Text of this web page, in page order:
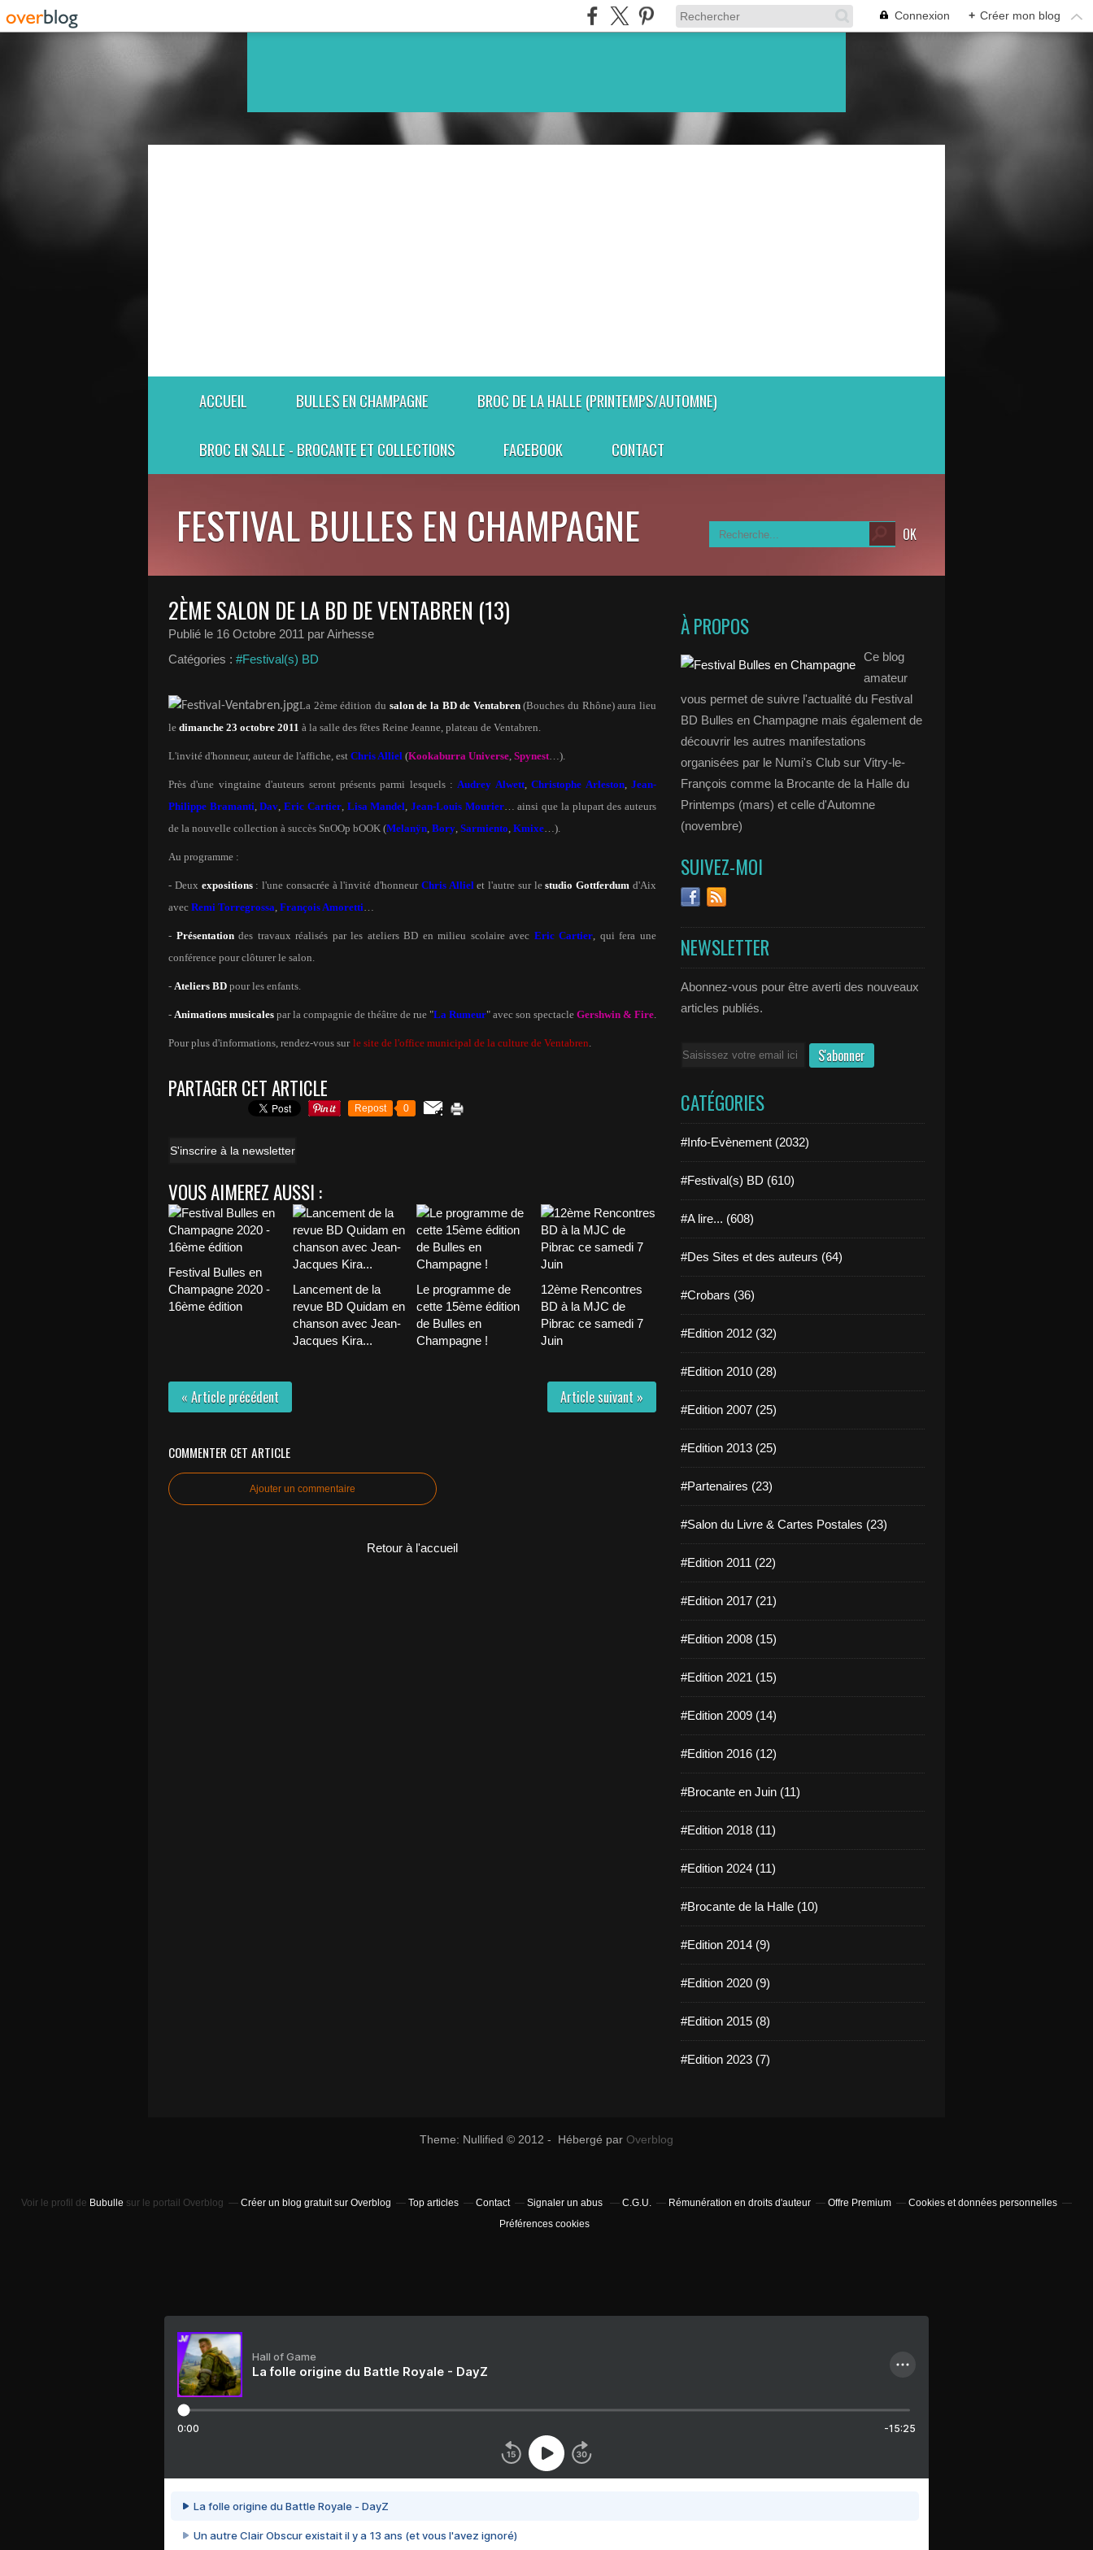
Connexion + Créer mon blog
ACCUEIL BULLES EN CHAMPAGNE BROC DE LA HALLE (PRINTEMPS/AUTOMNE)
BROC EN SALLE - BROCANTE ET COLLECTIONS FACEBOOK CONTACT
FESTIVAL BULLES EN CHAMPAGNE
2ÈME SALON DE LA BD DE VENTABREN (13)
Publié le 16 Octobre 2011 par Airhesse
Catégories : #Festival(s) BD
La 2ème édition du salon de la BD de Ventabren(Bouches du Rhône) aura lieu
le dimanche 23 octobre 2011 à la salle des fêtes Reine Jeanne, plateau de Ventabren.
L'invité d'honneur, auteur de l'affiche, est Chris Alliel (Kookaburra Universe, Spynest…).
Près d'une vingtaine d'auteurs seront présents parmi lesquels :Audrey Alwett,Christophe Arleston,Jean-
Philippe Bramanti,Dav,Eric Cartier, Lisa Mandel,Jean-Louis Mourier… ainsi que la plupart des auteurs
de la nouvelle collection à succès SnOOp bOOK (Melanÿn, Bory, Sarmiento, Kmixe…).
Au programme :
- Deux expositions: l'une consacrée à l'invité d'honneur Chris Allielet l'autre sur lestudio Gottferdum d'Aix
avec Remi Torregrossa, François Amoretti…
- Présentationdes travaux réalisés par les ateliers BD en milieu scolaire avec Eric Cartier, qui fera une
conférence pour clôturer le salon.
- Ateliers BD pour les enfants.
- Animations musicales par la compagnie de théâtre de rue "La Rumeur" avec son spectacle Gershwin & Fire.
Pour plus d'informations, rendez-vous sur le site de l'office municipal de la culture de Ventabren.
PARTAGER CET ARTICLE
Repost 0
S'inscrire à la newsletter
VOUS AIMEREZ AUSSI :
Festival Bulles en
Champagne 2020 -
16ème édition
Lancement de la
revue BD Quidam en
chanson avec Jean-
Jacques Kira...
Le programme de
cette 15ème édition
de Bulles en
Champagne !
12ème Rencontres
BD à la MJC de
Pibrac ce samedi 7
Juin
« Article précédent Article suivant »
COMMENTER CET ARTICLE
Ajouter un commentaire
Retour à l'accueil
À PROPOS
Ce blog
amateur
vous permet de suivre l'actualité du Festival
BD Bulles en Champagne mais également de
découvrir les autres manifestations
organisées par le Numi's Club sur Vitry-le-
François comme la Brocante de la Halle du
Printemps (mars) et celle d'Automne
(novembre)
SUIVEZ-MOI
NEWSLETTER
Abonnez-vous pour être averti des nouveaux
articles publiés.
Email
CATÉGORIES
#Info-Evènement (2032)
#Festival(s) BD (610)
#A lire... (608)
#Des Sites et des auteurs (64)
#Crobars (36)
#Edition 2012 (32)
#Edition 2010 (28)
#Edition 2007 (25)
#Edition 2013 (25)
#Partenaires (23)
#Salon du Livre & Cartes Postales (23)
#Edition 2011 (22)
#Edition 2017 (21)
#Edition 2008 (15)
#Edition 2021 (15)
#Edition 2009 (14)
#Edition 2016 (12)
#Brocante en Juin (11)
#Edition 2018 (11)
#Edition 2024 (11)
#Brocante de la Halle (10)
#Edition 2014 (9)
#Edition 2020 (9)
#Edition 2015 (8)
#Edition 2023 (7)
Theme: Nullified © 2012 - Hébergé par Overblog
Voir le profil de Bubulle sur le portail Overblog Créer un blog gratuit sur Overblog Top articles Contact Signaler un abus C.G.U. Rémunération en droits d'auteur Offre Premium
Cookies et données personnelles
Préférences cookies
Hall of Game
La folle origine du Battle Royale - DayZ
0:00 -15:25
La folle origine du Battle Royale - DayZ
Un autre Clair Obscur existait il y a 13 ans (et vous l'avez ignoré)